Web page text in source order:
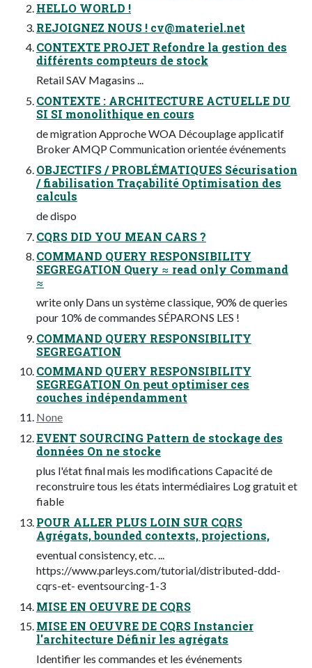
HELLO WORLD !
REJOIGNEZ NOUS ! cv@materiel.net
CONTEXTE PROJET Refondre la gestion des
différents compteurs de stock
Retail SAV Magasins ...
CONTEXTE : ARCHITECTURE ACTUELLE DU
SI SI monolithique en cours
de migration Approche WOA Découplage applicatif
Broker AMQP Communication orientée événements
OBJECTIFS / PROBLÉMATIQUES Sécurisation
/ fiabilisation Traçabilité Optimisation des
calculs
de dispo
CQRS DID YOU MEAN CARS ?
COMMAND QUERY RESPONSIBILITY
SEGREGATION Query ≈ read only Command
≈
write only Dans un système classique, 90% de queries
pour 10% de commandes SÉPARONS LES !
COMMAND QUERY RESPONSIBILITY
SEGREGATION
COMMAND QUERY RESPONSIBILITY
SEGREGATION On peut optimiser ces
couches indépendamment
None
EVENT SOURCING Pattern de stockage des
données On ne stocke
plus l'état final mais les modifications Capacité de
reconstruire tous les états intermédiaires Log gratuit et
fiable
POUR ALLER PLUS LOIN SUR CQRS
Agrégats, bounded contexts, projections,
eventual consistency, etc. ...
https://www.parleys.com/tutorial/distributed-ddd-
cqrs-et- eventsourcing-1-3
MISE EN OEUVRE DE CQRS
MISE EN OEUVRE DE CQRS Instancier
l'architecture Définir les agrégats
Identifier les commandes et les événements